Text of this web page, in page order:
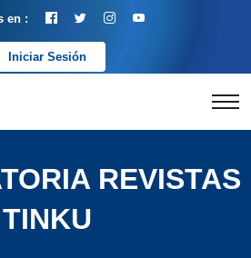
en :
Iniciar Sesión
REVISTAS
TINKU